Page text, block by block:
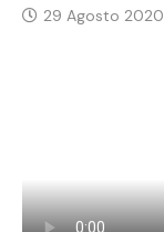
29 Agosto 2020